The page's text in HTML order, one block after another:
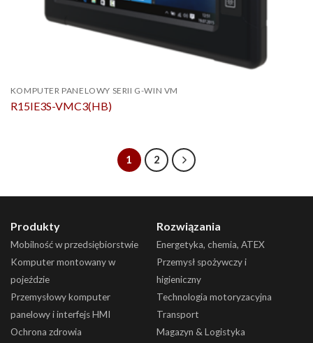
KOMPUTER PANELOWY SERII G-WIN VM
R15IE3S-VMC3(HB)
1 2
Produkty
Mobilność w przedsiębiorstwie
Komputer montowany w
pojeździe
Przemysłowy komputer
panelowy i interfejs HMI
Ochrona zdrowia
Rozwiązania
Energetyka, chemia, ATEX
Przemysł spożywczy i
higieniczny
Technologia motoryzacyjna
Transport
Magazyn & Logistyka